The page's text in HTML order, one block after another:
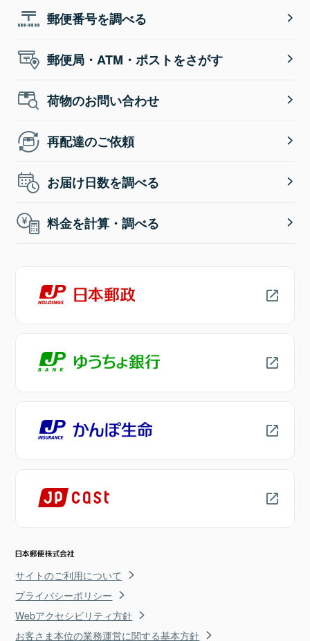
郵便番号を調べる
郵便局・ATM・ポストをさがす
荷物のお問い合わせ
再配達のご依頼
お届け日数を調べる
料金を計算・調べる
サイトのご利用について
プライバシーポリシー
Webアクセシビリティ方針
お客さま本位の業務運営に関する基本方針